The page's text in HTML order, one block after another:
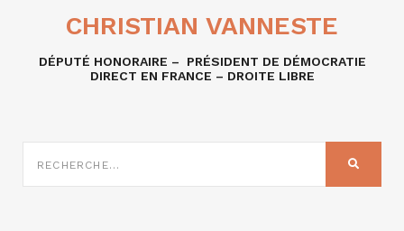
CHRISTIAN VANNESTE
DÉPUTÉ HONORAIRE – PRÉSIDENT DE DÉMOCRATIE
DIRECT EN FRANCE – DROITE LIBRE
SUR